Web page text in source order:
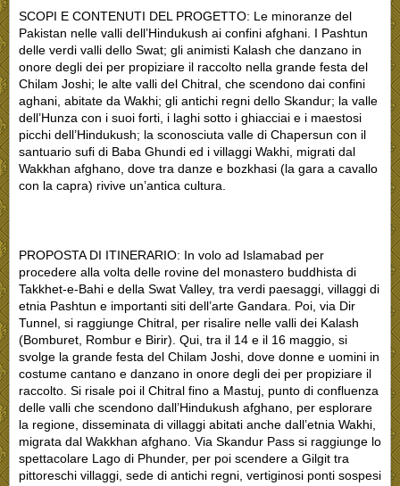
SCOPI E CONTENUTI DEL PROGETTO: Le minoranze del
Pakistan nelle valli dell’Hindukush ai confini afghani. I Pashtun
delle verdi valli dello Swat; gli animisti Kalash che danzano in
onore degli dei per propiziare il raccolto nella grande festa del
Chilam Joshi; le alte valli del Chitral, che scendono dai confini
aghani, abitate da Wakhi; gli antichi regni dello Skandur; la valle
dell’Hunza con i suoi forti, i laghi sotto i ghiacciai e i maestosi
picchi dell’Hindukush; la sconosciuta valle di Chapersun con il
santuario sufi di Baba Ghundi ed i villaggi Wakhi, migrati dal
Wakkhan afghano, dove tra danze e bozkhasi (la gara a cavallo
con la capra) rivive un’antica cultura.
PROPOSTA DI ITINERARIO: In volo ad Islamabad per
procedere alla volta delle rovine del monastero buddhista di
Takkhet-e-Bahi e della Swat Valley, tra verdi paesaggi, villaggi di
etnia Pashtun e importanti siti dell’arte Gandara. Poi, via Dir
Tunnel, si raggiunge Chitral, per risalire nelle valli dei Kalash
(Bomburet, Rombur e Birir). Qui, tra il 14 e il 16 maggio, si
svolge la grande festa del Chilam Joshi, dove donne e uomini in
costume cantano e danzano in onore degli dei per propiziare il
raccolto. Si risale poi il Chitral fino a Mastuj, punto di confluenza
delle valli che scendono dall’Hindukush afghano, per esplorare
la regione, disseminata di villaggi abitati anche dall’etnia Wakhi,
migrata dal Wakkhan afghano. Via Skandur Pass si raggiunge lo
spettacolare Lago di Phunder, per poi scendere a Gilgit tra
pittoreschi villaggi, sede di antichi regni, vertiginosi ponti sospesi